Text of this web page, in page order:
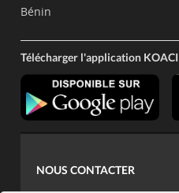
Bénin
Télécharger l'application KOACI
NOUS CONTACTER